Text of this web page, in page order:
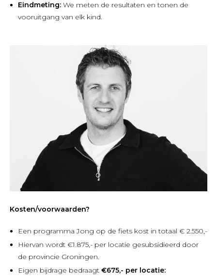
Eindmeting: We meten de resultaten en tonen de
vooruitgang van elk kind.
Kosten/voorwaarden?
Een programma Jong op de fiets kost in totaal € 2.550,-
Hiervan wordt €1.875,- per locatie gesubsidieerd door
de provincie Groningen.
Eigen bijdrage bedraagt €675,- per locatie: